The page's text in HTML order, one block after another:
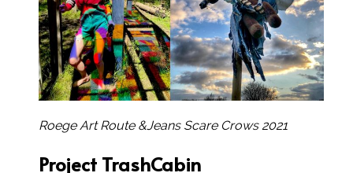
Roege Art Route &Jeans Scare Crows 2021
Project TrashCabin